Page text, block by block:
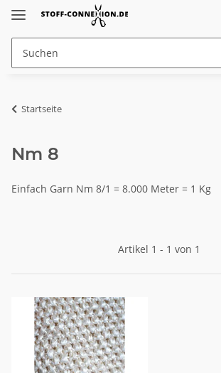
Startseite
Nm 8
Einfach Garn Nm 8/1 = 8.000 Meter = 1 Kg
Artikel 1 - 1 von 1